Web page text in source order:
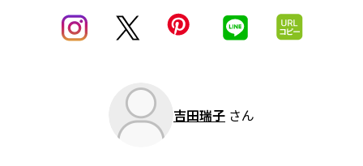
吉田瑞子 さん